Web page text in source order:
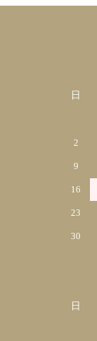
日
2
9
16
23
30
日